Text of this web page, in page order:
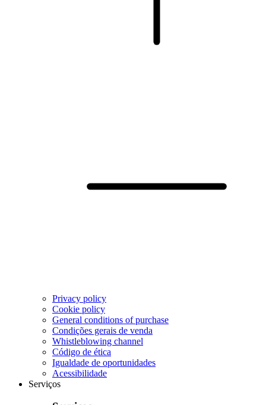
Privacy policy
Cookie policy
General conditions of purchase
Condições gerais de venda
Whistleblowing channel
Código de ética
Igualdade de oportunidades
Acessibilidade
Serviços